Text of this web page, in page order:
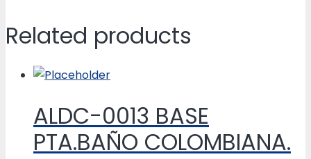
Related products
ALDC-0013 BASE
PTA.BAÑO COLOMBIANA.